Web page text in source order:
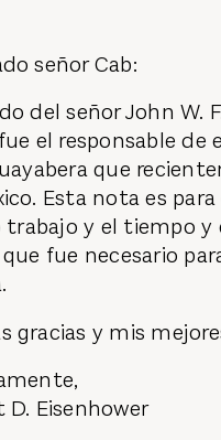
señor Cab:
del señor John W.
el responsable de
que
Esta nota es
y el tiempo y
fue necesario
gracias y mis
D. Eisenhower